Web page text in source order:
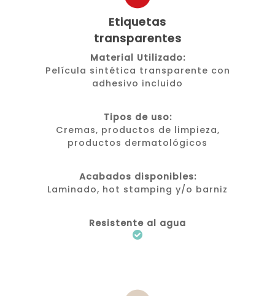
Etiquetas
transparentes
Material Utilizado:
Película sintética transparente con
adhesivo incluido
Tipos de uso:
Cremas, productos de limpieza,
productos dermatológicos
Acabados disponibles:
Laminado, hot stamping y/o barniz
Resistente al agua